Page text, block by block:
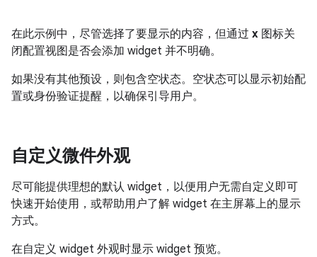
在此示例中，尽管选择了要显示的内容，但通过 x 图标关
闭配置视图是否会添加 widget 并不明确。
如果没有其他预设，则包含空状态。空状态可以显示初始配
置或身份验证提醒，以确保引导用户。
自定义微件外观
尽可能提供理想的默认 widget，以便用户无需自定义即可
快速开始使用，或帮助用户了解 widget 在主屏幕上的显示
方式。
在自定义 widget 外观时显示 widget 预览。